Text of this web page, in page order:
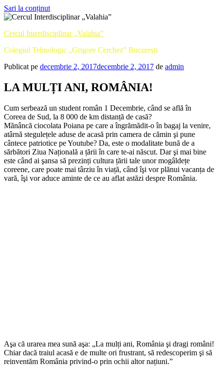
Sari la conținut
Cercul Interdisciplinar „Valahia”
Colegiul Tehnologic „Grigore Cerchez” București
Publicat pe decembrie 2, 2017decembrie 2, 2017 de admin
LA MULȚI ANI, ROMÂNIA!
Cum serbează un student român 1 Decembrie, când se află în
Coreea de Sud, la 8 000 de km distanță de casă?
Mănâncă ciocolata Poiana pe care a îngrămădit-o în bagaj la venire,
atârnă stegulețele aduse de acasă prin camera de cămin şi pune
cântece patriotice pe Youtube? Da, este o modalitate bună de a
sărbători Ziua Națională a țării în care te-ai născut. Dar şi mai bine
este când ai şansa să prezinți cultura țării tale unor mogâldețe
coreene, care poate mai târziu în viață, când îşi vor plănui vacanța de
vară, îşi vor aduce aminte de ce au aflat astăzi despre România.
Aşa că urarea mea sună aşa: „La mulți ani, România şi dragi români!
Chiar dacă traiul acasă e de multe ori frustrant, să redescoperim şi să
reinventăm România privind-o prin ochii altor națiuni.”